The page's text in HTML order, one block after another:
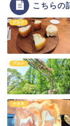
こちらの
グルメ
グルメ
かき氷